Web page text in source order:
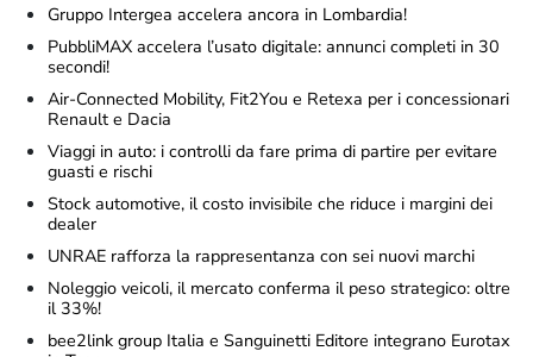
Gruppo Intergea accelera ancora in Lombardia!
PubbliMAX accelera l’usato digitale: annunci completi in 30
secondi!
Air-Connected Mobility, Fit2You e Retexa per i concessionari
Renault e Dacia
Viaggi in auto: i controlli da fare prima di partire per evitare
guasti e rischi
Stock automotive, il costo invisibile che riduce i margini dei
dealer
UNRAE rafforza la rappresentanza con sei nuovi marchi
Noleggio veicoli, il mercato conferma il peso strategico: oltre
il 33%!
bee2link group Italia e Sanguinetti Editore integrano Eurotax